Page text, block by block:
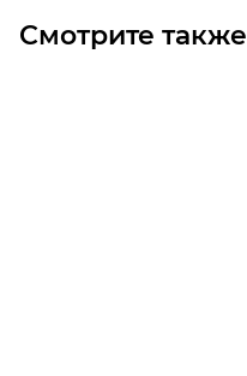
Смотрите также